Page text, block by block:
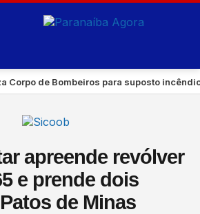
de Bombeiros para suposto incêndio
apreende revólver
e prende dois
de Minas